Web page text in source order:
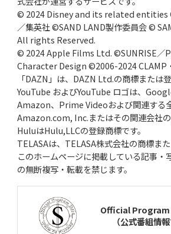
© 2024 Disney and its related entities
／集英社 ©SAND LAND製作委員会 ©
All rights Reserved.
© 2024 Apple Films Ltd. ©SUNRISE／
Character Design ©2006-2024 CLAMP
「DAZN」は、DAZN Ltd.の商標または登
YouTube およびYouTube ロゴは、
Amazon、Prime Videoおよび関連する
Amazon.com, Inc.またはその関連会社の
HuluはHulu,LLCの登録商標です。
TELASAは、TELASA株式会社の商標また
このホームページに掲載している記事・
の無断複写・転載を禁じます。
Official
（公式番組情報